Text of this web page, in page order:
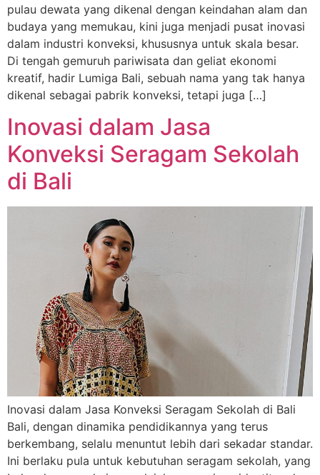
pulau dewata yang dikenal dengan keindahan alam dan
budaya yang memukau, kini juga menjadi pusat inovasi
dalam industri konveksi, khususnya untuk skala besar.
Di tengah gemuruh pariwisata dan geliat ekonomi
kreatif, hadir Lumiga Bali, sebuah nama yang tak hanya
dikenal sebagai pabrik konveksi, tetapi juga […]
Inovasi dalam Jasa
Konveksi Seragam Sekolah
di Bali
Inovasi dalam Jasa Konveksi Seragam Sekolah di Bali
Bali, dengan dinamika pendidikannya yang terus
berkembang, selalu menuntut lebih dari sekadar standar.
Ini berlaku pula untuk kebutuhan seragam sekolah, yang